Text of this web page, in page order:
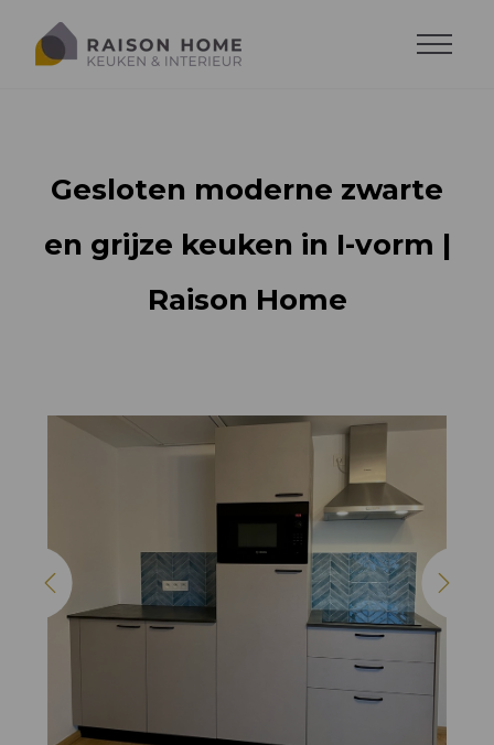
Lavabo's en wasplaasten
Keukenwerblad en achterwand
Elektrische toestellen
Soorten dressing
Dressing op maat
Woonkamer op maat
Inrichtingen woonkamer
TV meubels
Gesloten moderne zwarte
en grijze keuken in I-vorm |
Raison Home